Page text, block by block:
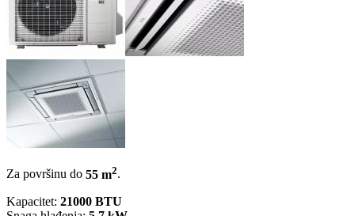
Za površinu do 55 m2.
Kapacitet: 21000 BTU